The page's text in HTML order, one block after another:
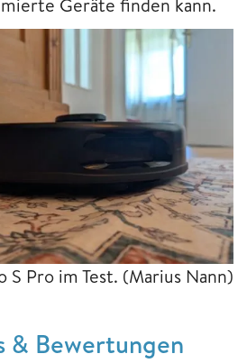
S Pro im Test. (Marius Nann)
& Bewertungen